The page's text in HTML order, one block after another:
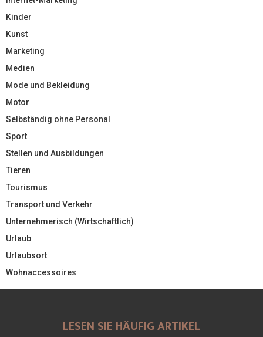
Kinder
Kunst
Marketing
Medien
Mode und Bekleidung
Motor
Selbständig ohne Personal
Sport
Stellen und Ausbildungen
Tieren
Tourismus
Transport und Verkehr
Unternehmerisch (Wirtschaftlich)
Urlaub
Urlaubsort
Wohnaccessoires
LESEN SIE HÄUFIG ARTIKEL